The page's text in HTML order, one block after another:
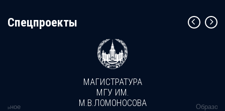
Cпецпроекты
МАГИСТРАТУРА
МГУ ИМ.
М.В.ЛОМОНОСОВА